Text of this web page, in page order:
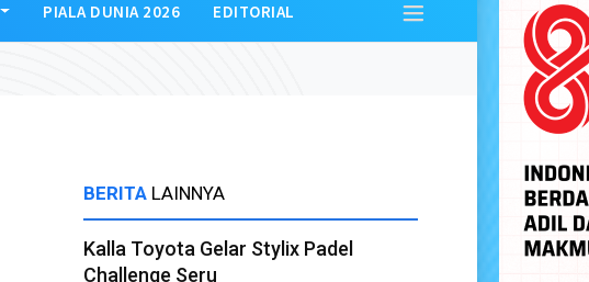
PIALA DUNIA 2026 EDITORIAL
BERITA LAINNYA
Kalla Toyota Gelar Stylix Padel
Challenge Seru